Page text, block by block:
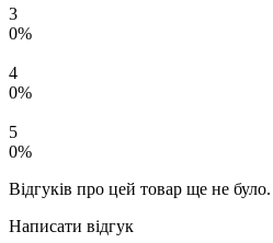
3
0%
4
0%
5
0%
Відгуків про цей товар ще не було.
Написати відгук